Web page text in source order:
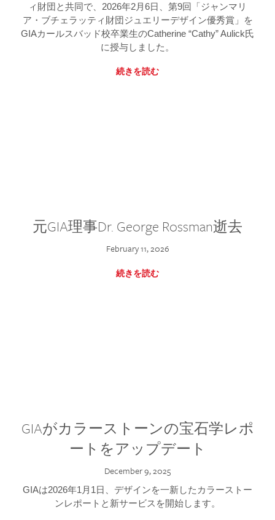
ィ財団と共同で、2026年2月6日、第9回「ジャンマリ
ア・ブチェラッティ財団ジュエリーデザイン優秀賞」を
GIAカールスバッド校卒業生のCatherine “Cathy” Aulick氏
に授与しました。
続きを読む
元GIA理事Dr. George Rossman逝去
February 11, 2026
続きを読む
GIAがカラーストーンの宝石学レポ
ートをアップデート
December 9, 2025
GIAは2026年1月1日、デザインを一新したカラーストー
ンレポートと新サービスを開始します。